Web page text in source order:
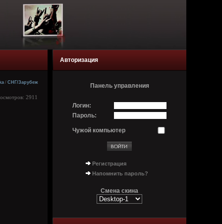
/ СНГ/Зарубеж
2911
Авторизация
Панель управления
Логин:
Пароль:
Чужой компьютер
Регистрация
Напомнить пароль?
Смена скина